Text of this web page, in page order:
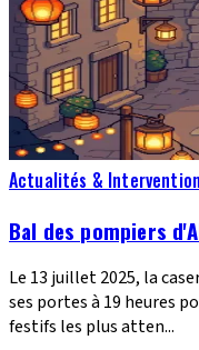
Actualités &
Bal des pompiers
Le 13 juillet 2025, la
ses portes à 19 heures
festifs les plus atten...